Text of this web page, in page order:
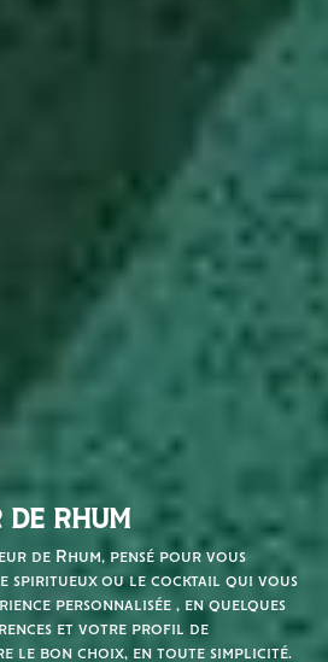
DE RHUM
de Rhum, pensé pour vous
spiritueux ou le cocktail qui vous
personnalisée , en quelques
et votre profil de
le bon choix, en toute simplicité.